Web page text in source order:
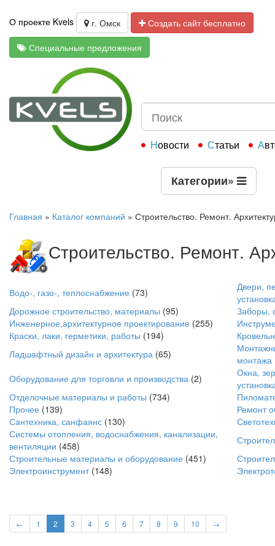
О проекте Kvels г. Омск
Создать сайт бесплатно
Специальные предложения
Новости Статьи
Категории»
Главная » Каталог компаний » Строительство. Ремонт.
Строительство. Ремонт.
Водо-, газо-, теплоснабжение (73)
Двери,
Дорожное строительство, материалы (95)
Заборы,
Инженерное,архитектурное проектирование (255)
Краски, лаки, герметики, работы (194)
Ладшафтный дизайн и архитектура (65)
монтажа
Оборудование для торговли и производства (2)
Окна,
Отделочные материалы и работы (734)
Прочее (139)
Ремонт
Сантехника, санфаянс (130)
Системы отопления, водоснабжения, канализации,
вентиляции (458)
Строительные материалы и оборудование (451)
Электроинструмент(148)
← 1 2 3 4 5 6 7 8 9 10 →